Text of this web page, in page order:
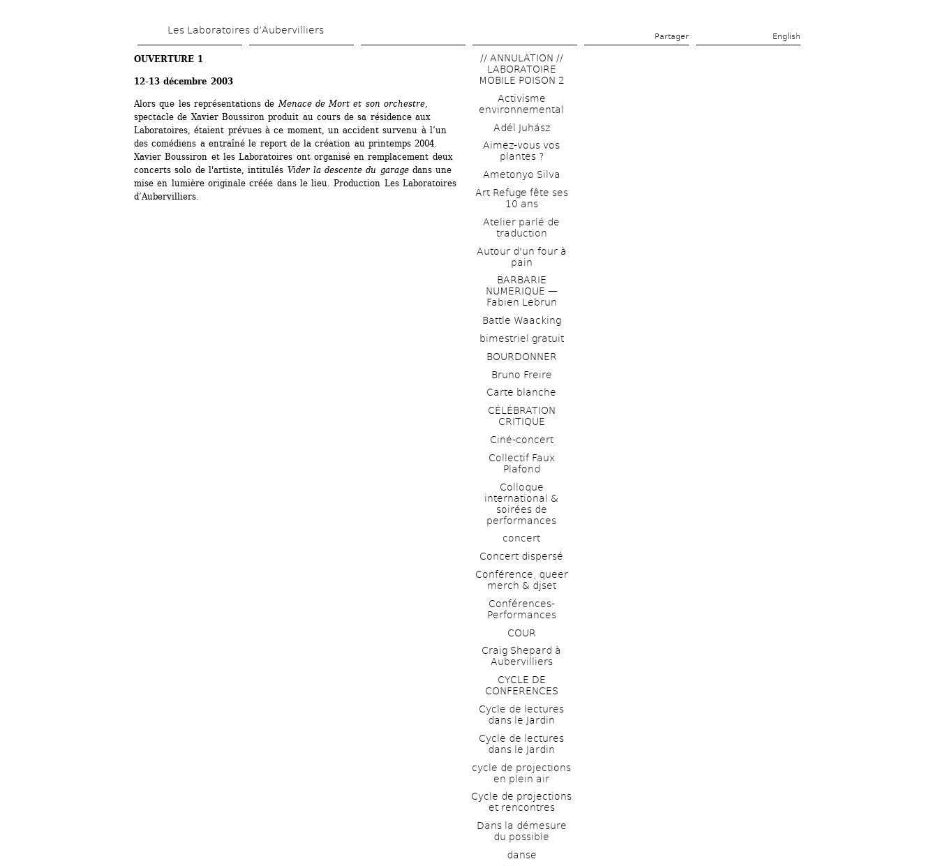
contenu
Les Laboratoires d’Aubervilliers
Partager English
OUVERTURE 1
12-13 décembre 2003
Alors que les représentations de Menace de Mort et son orchestre,
spectacle de Xavier Boussiron produit au cours de sa résidence aux
Laboratoires, étaient prévues à ce moment, un accident survenu à l’un
des comédiens a entraîné le report de la création au printemps 2004.
Xavier Boussiron et les Laboratoires ont organisé en remplacement deux
concerts solo de l'artiste, intitulés Vider la descente du garagedans une
mise en lumière originale créée dans le lieu. Production Les Laboratoires
d’Aubervilliers.
// ANNULATION //
LABORATOIRE
MOBILE POISON 2
Activisme
environnemental
Adél Juhász
Aimez-vous vos
plantes ?
Ametonyo Silva
Art Refuge fête ses
10 ans
Atelier parlé de
traduction
Autour d'un four à
pain
BARBARIE
NUMERIQUE —
Fabien Lebrun
Battle Waacking
bimestriel gratuit
BOURDONNER
Bruno Freire
Carte blanche
CÉLÉBRATION
CRITIQUE
Ciné-concert
Collectif Faux
Plafond
Colloque
international &
soirées de
performances
concert
Concert dispersé
Conférence, queer
merch & djset
Conférences-
Performances
COUR
Craig Shepard à
Aubervilliers
CYCLE DE
CONFERENCES
Cycle de lectures
dans le Jardin
Cycle de lectures
dans le Jardin
cycle de projections
en plein air
Cycle de projections
et rencontres
Dans la démesure
du possible
danse